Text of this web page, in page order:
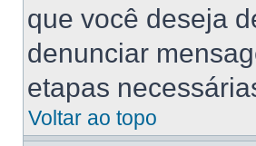
que você deseja
denunciar
etapas
Voltar ao topo